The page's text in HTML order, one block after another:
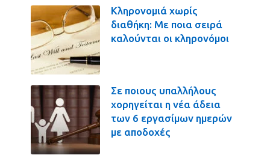
Κληρονομιά χωρίς
διαθήκη: Με ποια σειρά
καλούνται οι κληρονόμοι
Σε ποιους υπαλλήλους
χορηγείται η νέα άδεια
των 6 εργασίμων ημερών
με αποδοχές